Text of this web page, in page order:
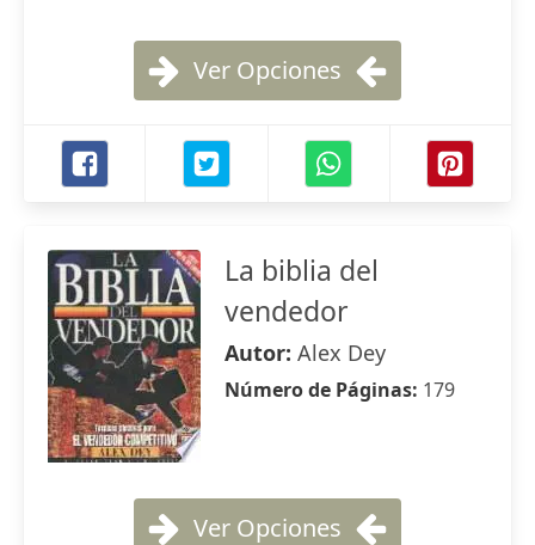
Ver Opciones
La biblia del
vendedor
Autor: Alex Dey
Número de Páginas: 179
Ver Opciones